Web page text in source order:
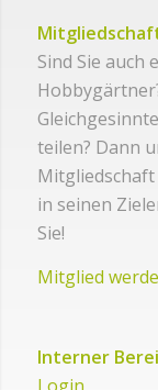
Sind Sie
teilen? Dann
Mitgliedschaft
in seinen
Sie!
Mitglied
Interner